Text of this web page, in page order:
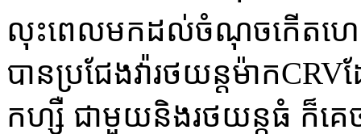
លុះ​ពេល​មកដល់​ចំណុចកើតហេតុ​
បាន​ប្រជែង​វ៉ា​រថយន្ត​ម៉ាក​
ក​ហ្សឺ ជាមួយ​និង​រថយន្ត​ធំ ក៏​គ